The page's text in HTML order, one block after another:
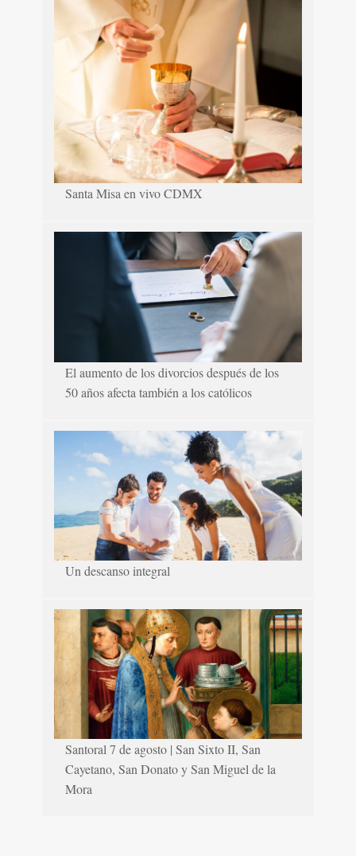
Santa Misa en vivo CDMX
El aumento de los divorcios después de los
50 años afecta también a los católicos
Un descanso integral
Santoral 7 de agosto | San Sixto II, San
Cayetano, San Donato y San Miguel de la
Mora